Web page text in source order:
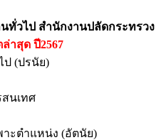
ทั่วไป สำนักงานปลัดกระทรวง
ล่าสุด ปี2567
ป (ปรนัย)
สนเทศ
าะตำแหน่ง (อัตนัย)